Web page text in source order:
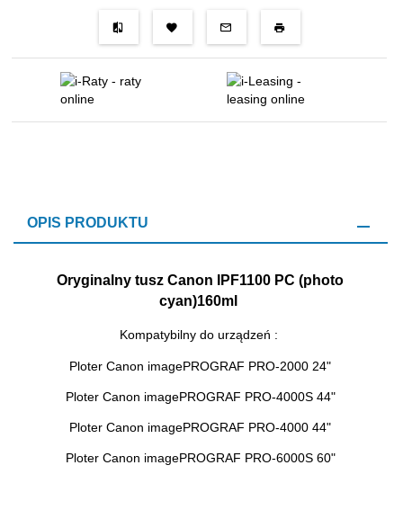
OPIS PRODUKTU
Oryginalny tusz Canon IPF1100 PC (photo
cyan)160ml
Kompatybilny do urządzeń :
Ploter Canon imagePROGRAF PRO-2000 24"
Ploter Canon imagePROGRAF PRO-4000S 44"
Ploter Canon imagePROGRAF PRO-4000 44"
Ploter Canon imagePROGRAF PRO-6000S 60"